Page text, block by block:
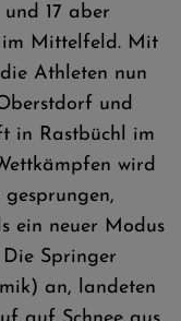
17 aber
im Mittelfeld. Mit
Athleten nun
und
in Rastbüchl im
wird
ein neuer Modus
Springer
an, landeten